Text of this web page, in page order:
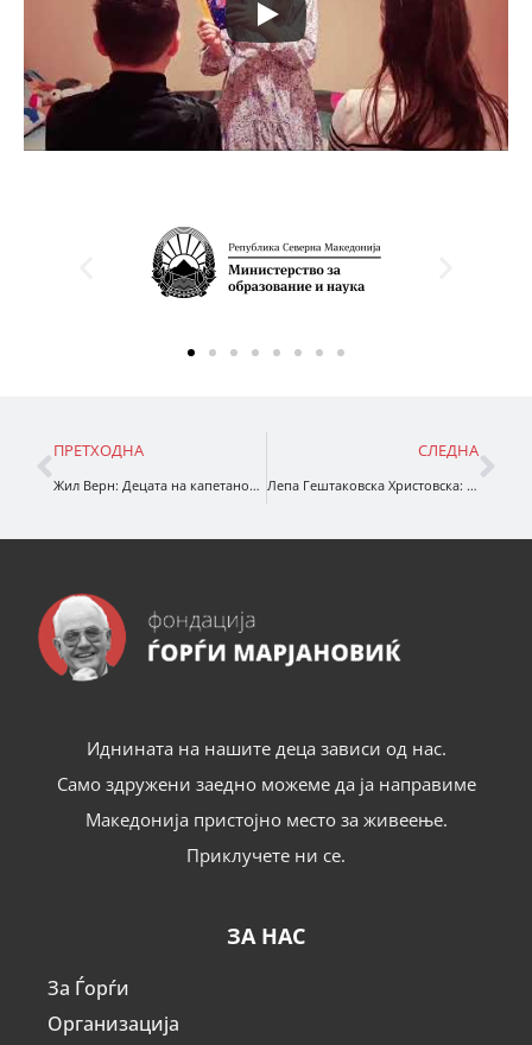
ПРЕТХОДНА
Жил Верн: Децата на капетанот Грант
СЛЕДНА
Лепа Гештаковска Христовска: ,,Италијанскиот ракопис”
Иднината на нашите деца зависи од нас.
Само здружени заедно можеме да ја направиме
Македонија пристојно место за живеење.
Приклучете ни се.
ЗА НАС
За Ѓорѓи
Организација